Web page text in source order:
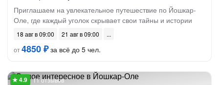
Приглашаем на увлекательное путешествие по Йошкар-
Оле, где каждый уголок скрывает свои тайны и истории
18 авг в 09:00
21 авг в 09:00
от4850 ₽за всё до 5 чел.
11 отзывов